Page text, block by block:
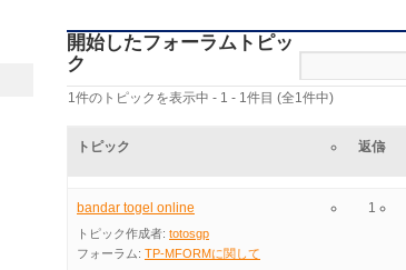
開始したフォーラムトピッ
ク
1件のトピックを表示中 - 1 - 1件目 (全1件中)
トピック 返信
bandar togel online
トピック作成者: totosgp
フォーラム: TP-MFORMに関して
1